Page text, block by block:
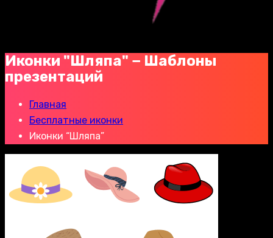
Иконки "Шляпа" − Шаблоны
презентаций
Главная
Бесплатные иконки
Иконки “Шляпа”